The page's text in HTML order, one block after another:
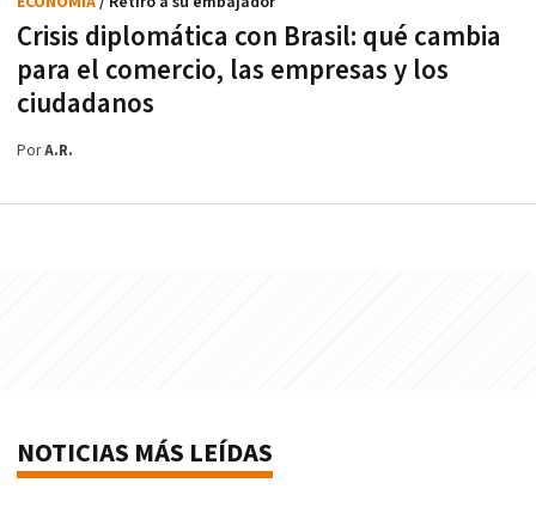
Crisis diplomática con Brasil: qué cambia
para el comercio, las empresas y los
ciudadanos
PorA.R.
NOTICIAS MÁS LEÍDAS